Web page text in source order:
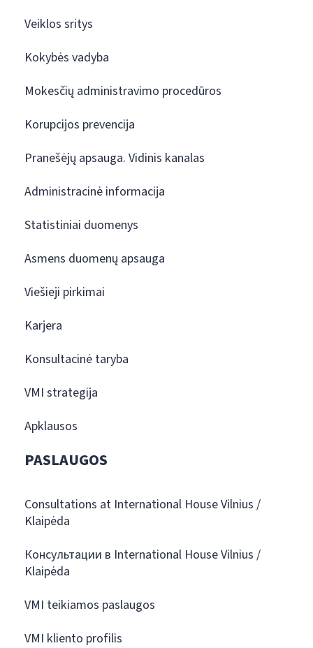
Veiklos sritys
Kokybės vadyba
Mokesčių administravimo procedūros
Korupcijos prevencija
Pranešėjų apsauga. Vidinis kanalas
Administracinė informacija
Statistiniai duomenys
Asmens duomenų apsauga
Viešieji pirkimai
Karjera
Konsultacinė taryba
VMI strategija
Apklausos
PASLAUGOS
Consultations at International House Vilnius /
Klaipėda
Консультации в International House Vilnius /
Klaipėda
VMI teikiamos paslaugos
VMI kliento profilis